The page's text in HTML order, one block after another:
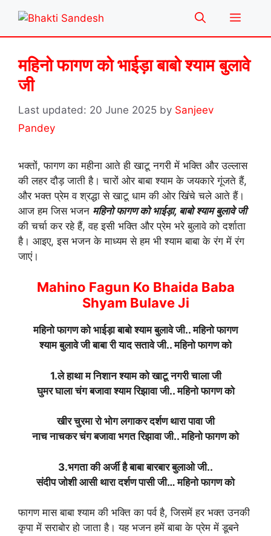
content
Menu
महिनो फागण को भाईड़ा बाबो श्याम बुलावे
जी
20 June 2025 by Sanjeev
Pandey
भक्तों, फागण का महीना आते ही खाटू नगरी में भक्ति और उल्लास
की लहर दौड़ जाती है। चारों ओर बाबा श्याम के जयकारे गूंजते हैं,
और भक्त प्रेम व श्रद्धा से खाटू धाम की ओर खिंचे चले आते हैं।
आज हम जिस भजन महिनो फागण को भाईड़ा, बाबो श्याम बुलावे जी
की चर्चा कर रहे हैं, वह इसी भक्ति और प्रेम भरे बुलावे को दर्शाता
है। आइए, इस भजन के माध्यम से हम भी श्याम बाबा के रंग में रंग
जाएं।
Mahino Fagun Ko Bhaida Baba
Shyam Bulave Ji
महिनो फागण को भाईड़ा बाबो श्याम बुलावे जी.. महिनो फागण
श्याम बुलावे जी बाबा री याद सतावे जी.. महिनो फागण को
1.ले हाथा म निशान श्याम को खाटू नगरी चाला जी
घुमर घाला चंग बजावा श्याम रिझावा जी.. महिनो फागण को
खीर चुरमा रो भोग लगाकर दर्शण थारा पावा जी
नाच नाचकर चंग बजावा भगत रिझावा जी.. महिनो फागण को
3.भगता की अर्जी है बाबा बारबार बुलाओ जी..
संदीप जोशी आसी थारा दर्शण पासी जी… महिनो फागण को
फागण मास बाबा श्याम की भक्ति का पर्व है, जिसमें हर भक्त उनकी
कृपा में सराबोर हो जाता है। यह भजन हमें बाबा के प्रेम में डूबने